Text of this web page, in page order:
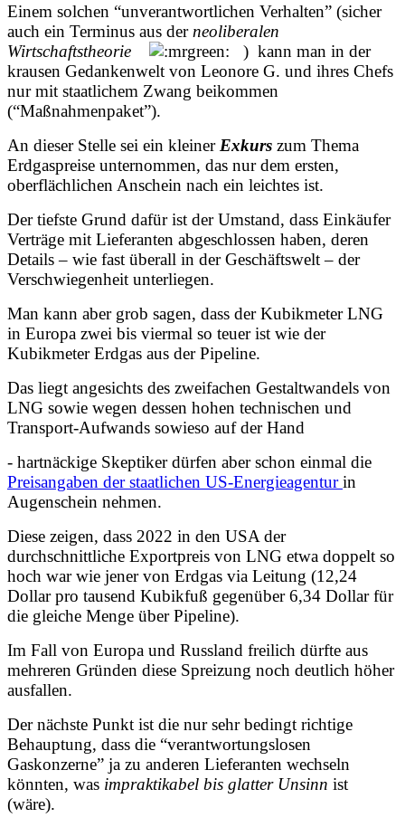
Einem solchen “unverantwortlichen Verhalten” (sicher
auch ein Terminus aus der neoliberalen
Wirtschaftstheorie
) kann man in der
krausen Gedankenwelt von Leonore G. und ihres Chefs
nur mit staatlichem Zwang beikommen
(“Maßnahmenpaket”).
An dieser Stelle sei ein kleinerExkurs zum Thema
Erdgaspreise unternommen, das nur dem ersten,
oberflächlichen Anschein nach ein leichtes ist.
Der tiefste Grund dafür ist der Umstand, dass Einkäufer
Verträge mit Lieferanten abgeschlossen haben, deren
Details – wie fast überall in der Geschäftswelt – der
Verschwiegenheit unterliegen.
Man kann aber grob sagen, dass der Kubikmeter LNG
in Europa zwei bis viermal so teuer ist wie der
Kubikmeter Erdgas aus der Pipeline.
Das liegt angesichts des zweifachen Gestaltwandels von
LNG sowie wegen dessen hohen technischen und
Transport-Aufwands sowieso auf der Hand
- hartnäckige Skeptiker dürfen aber schon einmal die
Preisangaben der staatlichen US-Energieagenturin
Augenschein nehmen.
Diese zeigen, dass 2022 in den USA der
durchschnittliche Exportpreis von LNG etwa doppelt so
hoch war wie jener von Erdgas via Leitung (12,24
Dollar pro tausend Kubikfuß gegenüber 6,34 Dollar für
die gleiche Menge über Pipeline).
Im Fall von Europa und Russland freilich dürfte aus
mehreren Gründen diese Spreizung noch deutlich höher
ausfallen.
Der nächste Punkt ist die nur sehr bedingt richtige
Behauptung, dass die “verantwortungslosen
Gaskonzerne” ja zu anderen Lieferanten wechseln
könnten, was impraktikabel bis glatter Unsinn ist
(wäre).